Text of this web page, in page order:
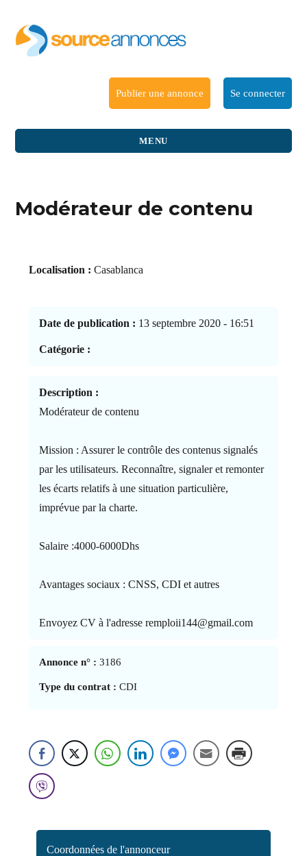
Publier une annonce Se connecter
MENU
Modérateur de contenu
Localisation : Casablanca
Date de publication : 13 septembre 2020 - 16:51
Catégorie :
Description :
Modérateur de contenu
Mission : Assurer le contrôle des contenus signalés
par les utilisateurs. Reconnaître, signaler et remonter
les écarts relatifs à une situation particulière,
imprévue par la charte.
Salaire :4000-6000Dhs
Avantages sociaux : CNSS, CDI et autres
Envoyez CV à l'adresse remploii144@gmail.com
Annonce n° :3186
Type du contrat : CDI
Coordonnées de l'annonceur